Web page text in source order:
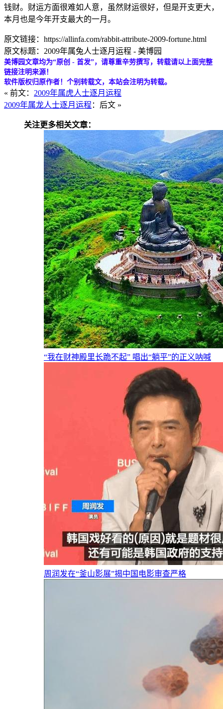
钱财。财运方面很难如人意，虽然财运很好，但是开支更大，
本月也是今年开支最大的一月。
原文链接：https://allinfa.com/rabbit-attribute-2009-fortune.html
原文标题：2009年属兔人士逐月运程 - 美博园
美博园文章均为“原创 - 首发”，请尊重辛劳撰写，转载请以上面完整
链接注明来源！
软件版权归原作者！个别转载文，本站会注明为转载。
« 前文： 2009年属虎人士逐月运程
2009年属龙人士逐月运程 ：后文 »
关注更多相关文章：
“我在财神殿里长跪不起” 唱出“躺平”的正义呐喊
周润发在“釜山影展”揭中国电影审查严格